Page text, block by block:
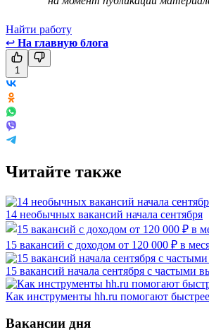
Найти работу
↩ На главную блога
1
Читайте также
14 необычных вакансий начала сентября
15 вакансий с доходом от 120 000 ₽ в
15 вакансий начала сентября с частыми
Как инструменты hh.ru помогают
Вакансии дня